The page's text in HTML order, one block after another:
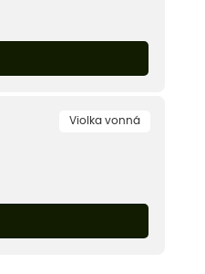
Violka vonná